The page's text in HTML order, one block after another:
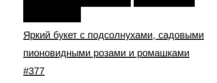
Яркий букет с подсолнухами, садовыми
пионовидными розами и ромашками
#377